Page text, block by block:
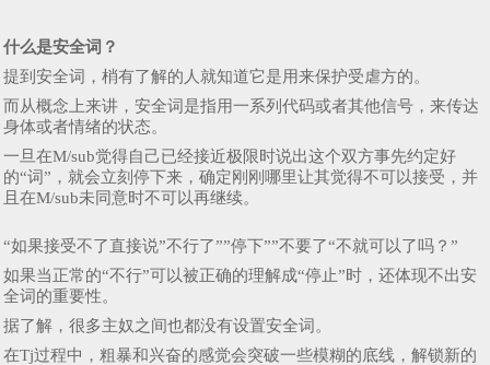
什么是安全词？
提到安全词，梢有了解的人就知道它是用来保护受虐方的。
而从概念上来讲，安全词是指用一系列代码或者其他信号，来传达
身体或者情绪的状态。
一旦在M/sub觉得自己已经接近极限时说出这个双方事先约定好
的“词”，就会立刻停下来，确定刚刚哪里让其觉得不可以接受，并
且在M/sub未同意时不可以再继续。
“如果接受不了直接说”不行了””停下””不要了“不就可以了吗？”
如果当正常的“不行”可以被正确的理解成“停止”时，还体现不出安
全词的重要性。
据了解，很多主奴之间也都没有设置安全词。
在Tj过程中，粗暴和兴奋的感觉会突破一些模糊的底线，解锁新的